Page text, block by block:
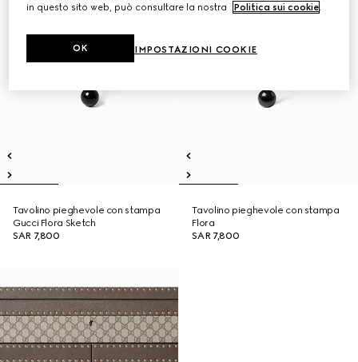
Tavolino pieghevole con stampa
Gucci Flora Sketch
SAR 7,800
Tavolino pieghevole con stampa
Flora
SAR 7,800
in questo sito web, può consultare la nostra
Politica sui cookie
IMPOSTAZIONI COOKIE
OK